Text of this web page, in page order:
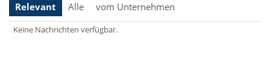
Relevant
Alle vom Unternehmen
Keine Nachrichten verfügbar.